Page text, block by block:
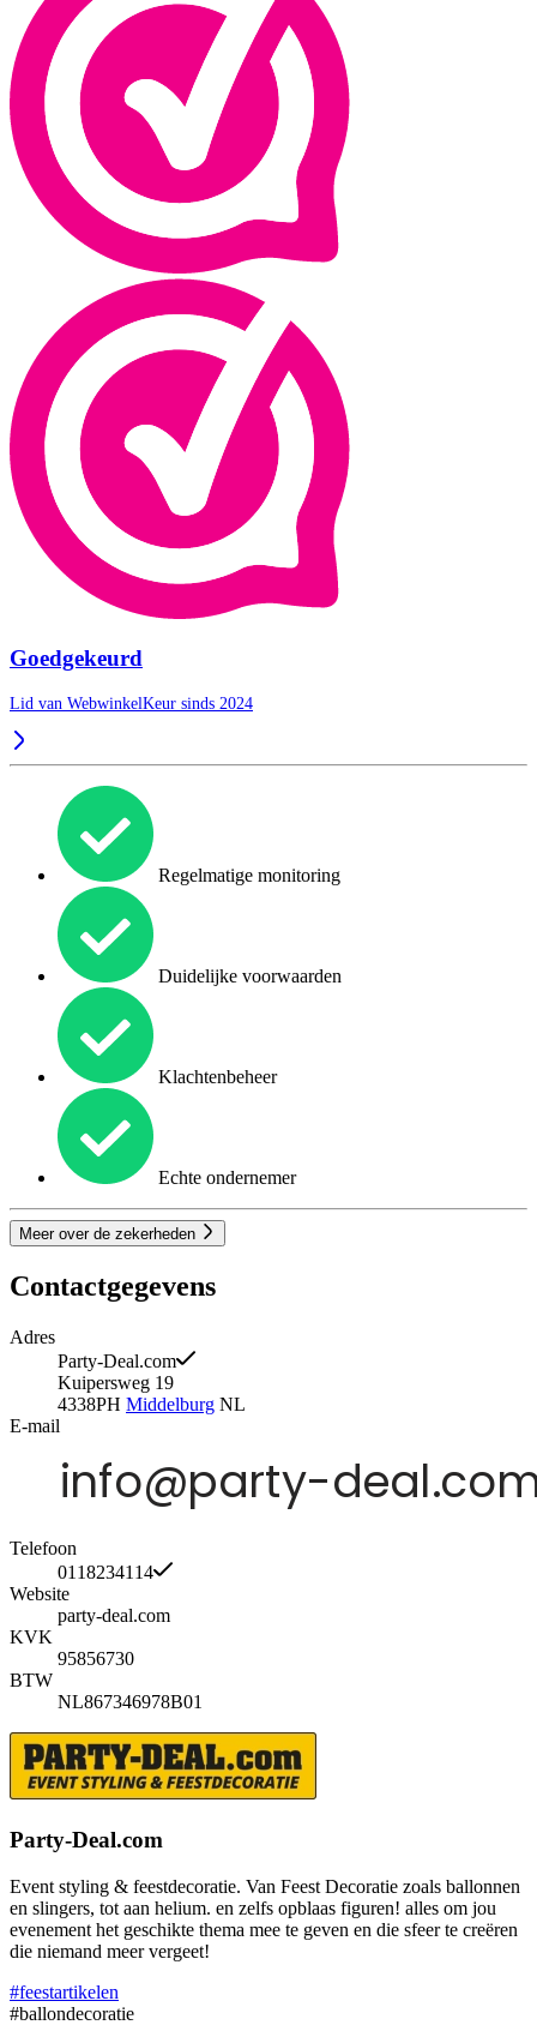
Goedgekeurd
Lid van WebwinkelKeur sinds 2024
Regelmatige monitoring
Duidelijke voorwaarden
Klachtenbeheer
Echte ondernemer
Meer over de zekerheden
Contactgegevens
Adres
Party-Deal.com
Kuipersweg 19
4338PH Middelburg NL
E-mail
Telefoon
0118234114
Website
party-deal.com
KVK
95856730
BTW
NL867346978B01
Party-Deal.com
Event styling & feestdecoratie. Van Feest Decoratie zoals ballonnen
en slingers, tot aan helium. en zelfs opblaas figuren! alles om jou
evenement het geschikte thema mee te geven en die sfeer te creëren
die niemand meer vergeet!
#feestartikelen
#ballondecoratie